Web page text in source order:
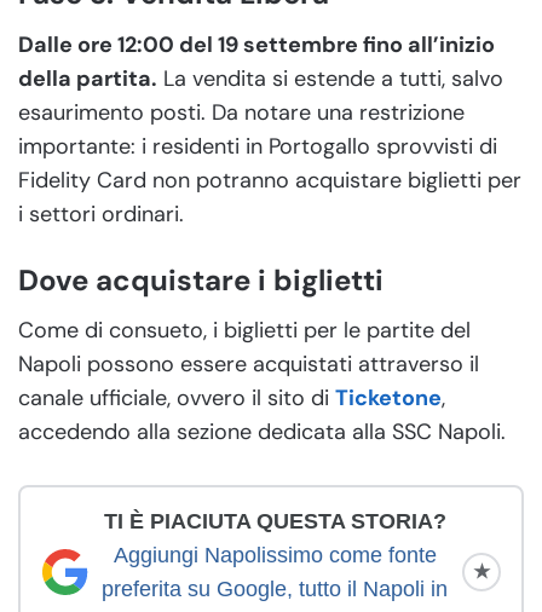
Dalle ore 12:00 del 19 settembre fino all’inizio
della partita. La vendita si estende a tutti, salvo
esaurimento posti. Da notare una restrizione
importante: i residenti in Portogallo sprovvisti di
Fidelity Card non potranno acquistare biglietti per
i settori ordinari.
Dove acquistare i biglietti
Come di consueto, i biglietti per le partite del
Napoli possono essere acquistati attraverso il
canale ufficiale, ovvero il sito di Ticketone,
accedendo alla sezione dedicata alla SSC Napoli.
TI È PIACIUTA QUESTA STORIA?
Aggiungi Napolissimo come fonte
preferita su Google, tutto il Napoli in
★